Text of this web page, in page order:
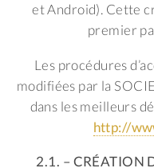
et Android). Cette
premier
Les procédures
modifiées par la
dans les meilleurs
http://
2.1. – CRÉATION